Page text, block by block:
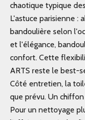
chaotique typique
L'astuce parisienne :
bandoulière selon
et l'élégance,
confort. Cette
ARTS reste le best-
Côté entretien, la
que prévu. Un
Pour un nettoyage